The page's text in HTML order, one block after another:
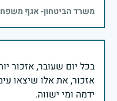
משרד הביטחון- אגף
אזכור, את אלו שיצאו